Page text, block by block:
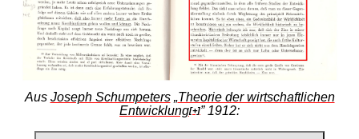
Aus Joseph Schumpeters„Theorie der wirtschaftlichen
Entwicklung[+]” 1912: